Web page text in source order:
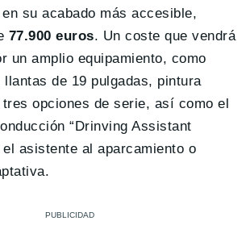
su acabado más accesible,
77.900 euros. Un coste que vendrá
un amplio equipamiento, como
de 19 pulgadas, pintura
opciones de serie, así como el
“Drinving Assistant
asistente al aparcamiento o